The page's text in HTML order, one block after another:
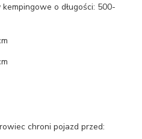
o długości: 500-
chroni pojazd przed: